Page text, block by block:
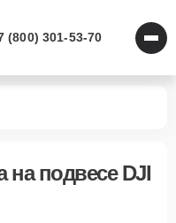
(800) 301-53-70
на подвесе DJI